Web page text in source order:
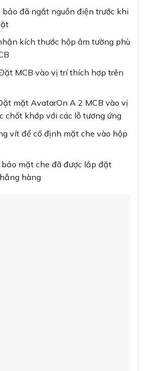
đã ngắt nguồn điện trước khi
kích thước hộp âm tường phù
MCB vào vị trí thích hợp trên
mặt AvatarOn A 2 MCB vào vị
chốt khớp với các lỗ tương ứng
vít để cố định mặt che vào hộp
mặt che đã được lắp đặt
hàng